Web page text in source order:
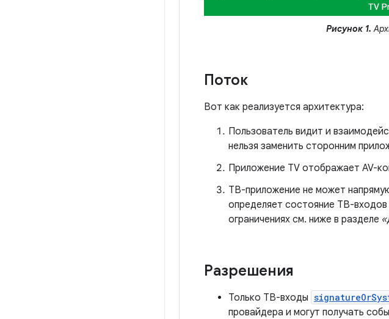
Рисунок 1.
Поток
Вот как реализуется архитектура:
Пользователь видит и
нельзя заменить сторонним
Приложение TV отображает AV-
ТВ-приложение не может
определяет состояние ТВ-
ограничениях см. ниже в разделе
Разрешения
Только ТВ-входы
провайдера и могут получать